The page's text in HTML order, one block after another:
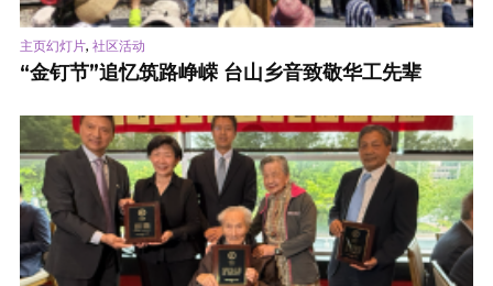
主页幻灯片, 社区活动
“金钉节”追忆筑路峥嵘 台山乡音致敬华工先辈